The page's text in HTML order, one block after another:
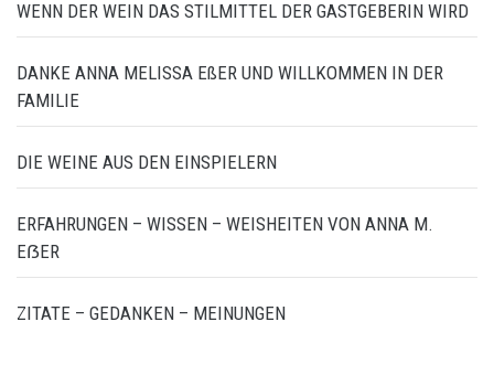
WENN DER WEIN DAS STILMITTEL DER GASTGEBERIN WIRD
DANKE ANNA MELISSA EßER UND WILLKOMMEN IN DER
FAMILIE
DIE WEINE AUS DEN EINSPIELERN
ERFAHRUNGEN – WISSEN – WEISHEITEN VON ANNA M.
EẞER
ZITATE – GEDANKEN – MEINUNGEN